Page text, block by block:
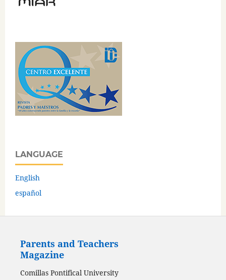
LANGUAGE
English
español
Parents and Teachers
Magazine
Comillas Pontifical University